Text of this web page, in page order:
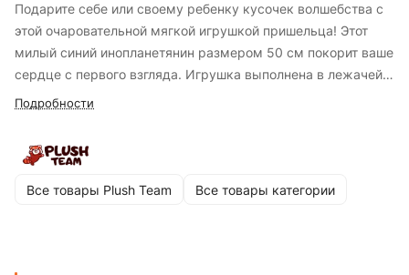
Подарите себе или своему ребенку кусочек волшебства с
этой очаровательной мягкой игрушкой пришельца! Этот
милый синий инопланетянин размером 50 см покорит ваше
сердце с первого взгляда. Игрушка выполнена в лежачей
позе, что делает ее идеальной для объятий и
Изготовленный из высококачественных, гипоаллергенных
материалов, абсолютно безопасен даже для самых
Подробности
Все товары Plush Team Все товары категории